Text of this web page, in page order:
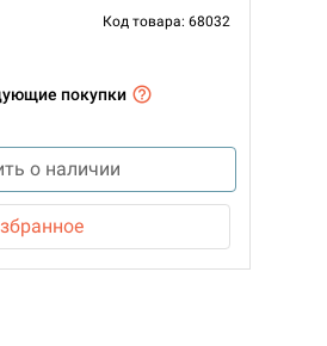
Код товара: 68032
покупки
о наличии